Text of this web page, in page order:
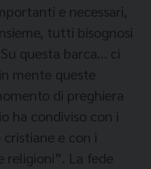
e necessari,
tutti bisognosi
questa barca… ci
mente queste
di preghiera
ha condiviso con i
e con i
religioni”. La fede